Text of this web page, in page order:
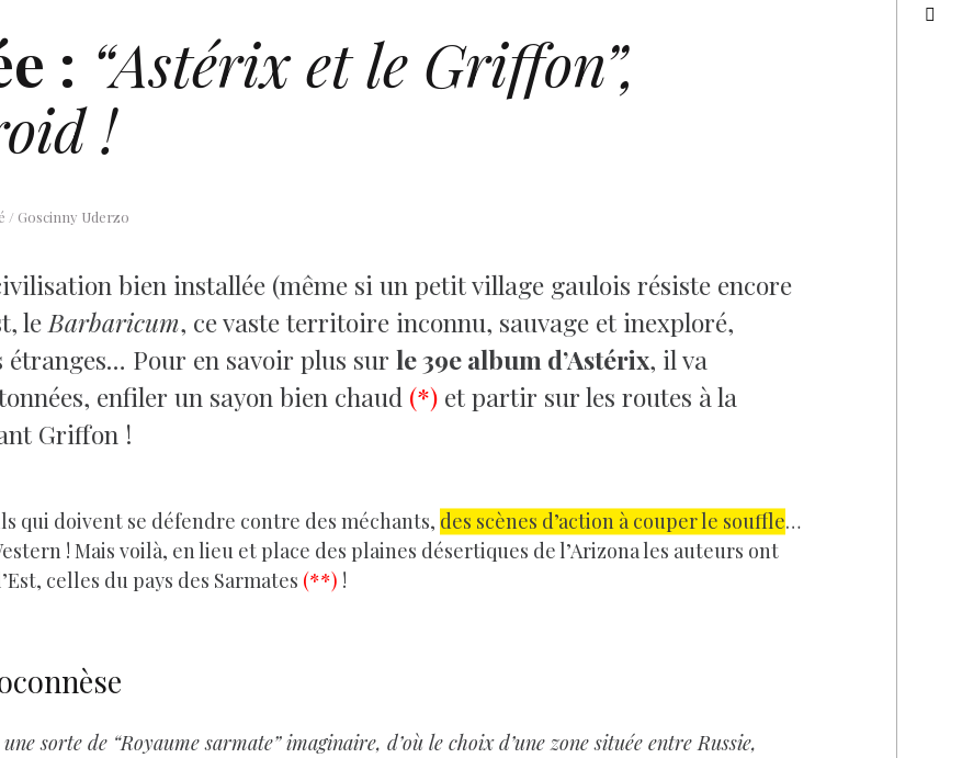
: “Astérix et le Griffon”,
!
/ Goscinny Uderzo
bien installée (même si un petit village gaulois résiste encore
le Barbaricum, ce vaste territoire inconnu, sauvage et inexploré,
étranges… Pour en savoir plus surle 39e album d’Astérix, il va
enfiler un sayon bien chaud (*) et partir sur les routes à la
Griffon !
qui doivent se défendre contre des méchants, des scènes d’action à couper le souffle…
! Mais voilà, en lieu et place des plaines désertiques de l’Arizona les auteurs ont
celles du pays des Sarmates (**) !
sorte de “Royaume sarmate” imaginaire, d’où le choix d’une zone située entre Russie,